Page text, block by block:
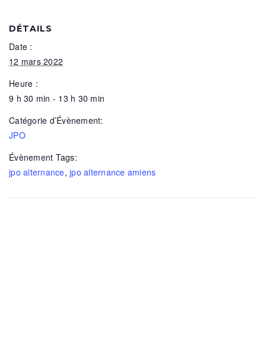
DÉTAILS
Date :
12 mars 2022
Heure :
9 h 30 min - 13 h 30 min
Catégorie d’Évènement:
JPO
Évènement Tags:
jpo alternance, jpo alternance amiens